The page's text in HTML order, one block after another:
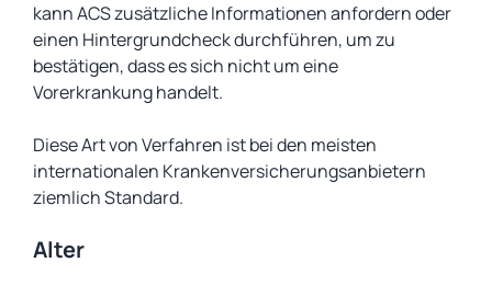
kann ACS zusätzliche Informationen anfordern oder
einen Hintergrundcheck durchführen, um zu
bestätigen, dass es sich nicht um eine
Vorerkrankung handelt.
Diese Art von Verfahren ist bei den meisten
internationalen Krankenversicherungsanbietern
ziemlich Standard.
Alter